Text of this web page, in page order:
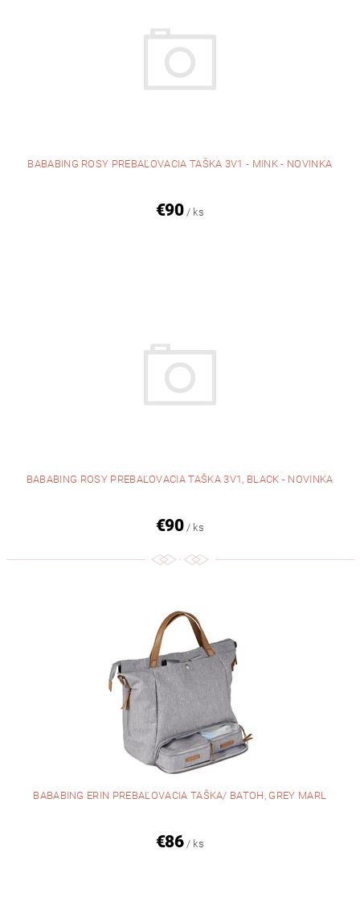
BABABING ROSY PREBAĽOVACIA TAŠKA 3V1 - MINK - NOVINKA
€90 / ks
BABABING ROSY PREBAĽOVACIA TAŠKA 3V1, BLACK - NOVINKA
€90 / ks
BABABING ERIN PREBAĽOVACIA TAŠKA/ BATOH, GREY MARL
€86 / ks